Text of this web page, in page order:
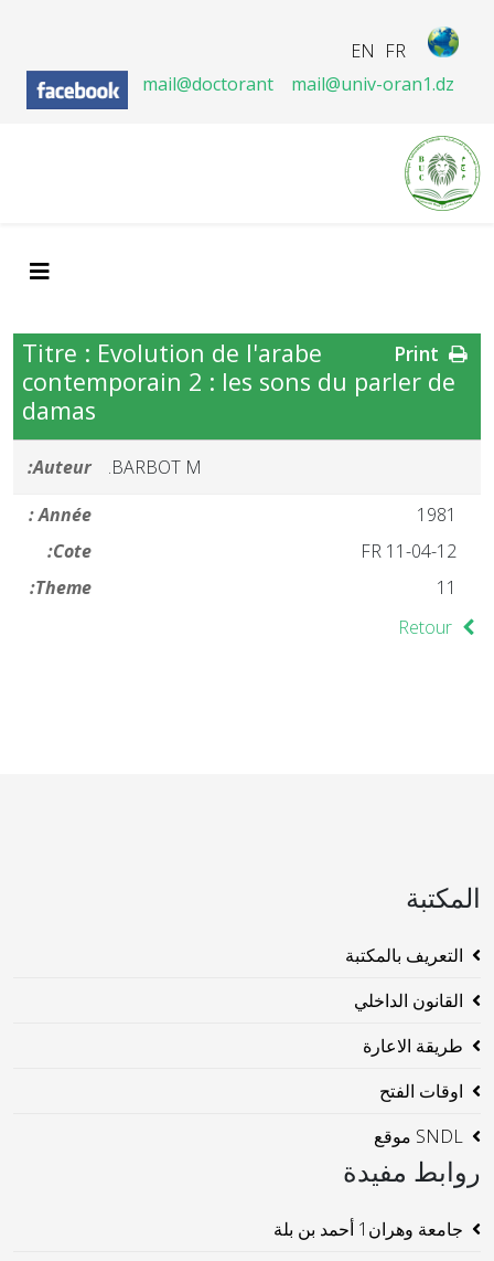
FR
EN
mail@doctorant
mail@univ-oran1.dz
Titre : Evolution de l'arabe
contemporain 2 : les sons du parler de
damas
Auteur:
BARBOT M.
Année :
1981
Cote:
FR 11-04-12
Theme:
11
Retour
المكتبة
التعريف بالمكتبة
القانون الداخلي
طريقة الاعارة
اوقات الفتح
SNDL موقع
روابط مفيدة
جامعة وهران1 أحمد بن بلة